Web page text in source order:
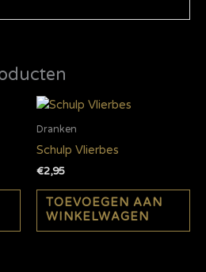
Dranken
Schulp Vlierbes
€2,95
TOEVOEGEN AAN
WINKELWAGEN